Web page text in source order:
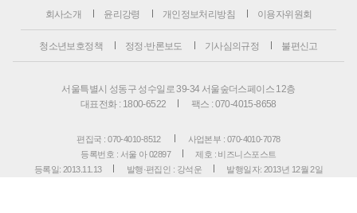
회사소개 윤리강령 개인정보처리방침 이용자위원회
청소년보호정책 정정·반론보도 기사심의규정 불편신고
서울특별시 성동구 성수일로 39-34 서울숲더스페이스 12층
대표전화 : 1800-6522
팩스 : 070-4015-8658
편집국 : 070-4010-8512
사업본부 : 070-4010-7078
등록번호 : 서울 아 02897
제호 : 비즈니스포스트
등록일: 2013.11.13
발행·편집인 : 강석운
발행일자: 2013년 12월 2일